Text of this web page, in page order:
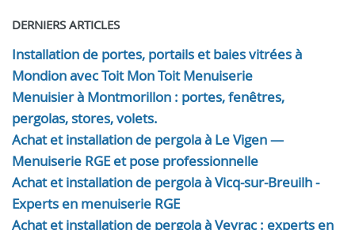
DERNIERS ARTICLES
Installation de portes, portails et baies vitrées à
Mondion avec Toit Mon Toit Menuiserie
Menuisier à Montmorillon : portes, fenêtres,
pergolas, stores, volets.
Achat et installation de pergola à Le Vigen —
Menuiserie RGE et pose professionnelle
Achat et installation de pergola à Vicq-sur-Breuilh -
Experts en menuiserie RGE
Achat et installation de pergola à Veyrac : experts en